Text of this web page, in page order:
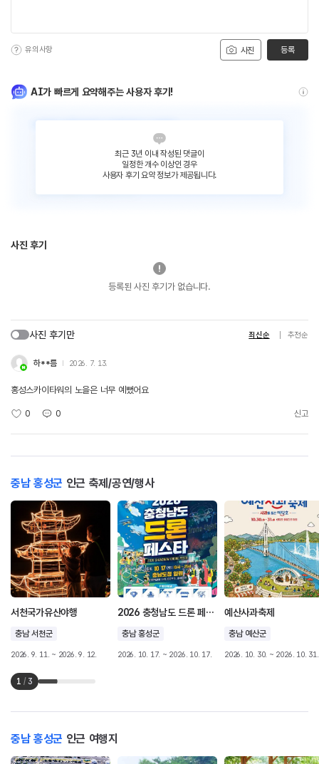
사진
유의사항 등록
AI가 빠르게 요약해주는 사용자 후기!
최근 3년 이내 작성된 댓글이
일정한 개수 이상인 경우
사용자 후기 요약 정보가 제공됩니다.
사진 후기
등록된 사진 후기가 없습니다.
사진 후기만 최신순 추천순
하**름 2026. 7. 13.
홍성스카이타워의 노을은 너무 예뻤어요
0 0 신고
충남 홍성군 인근 축제/공연/행사
서천국가유산야행
충남 서천군
2026. 9. 11. ~ 2026. 9. 12.
2026 충청남도 드론 페스타
충남 홍성군
2026. 10. 17. ~ 2026. 10. 17.
예산사과축제
충남 예산군
2026. 10. 30. ~ 2026. 10. 31.
1 / 3
충남 홍성군 인근 여행지